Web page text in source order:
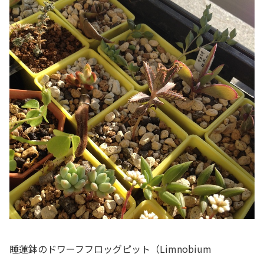
睡蓮鉢のドワーフフロッグピット（Limnobium